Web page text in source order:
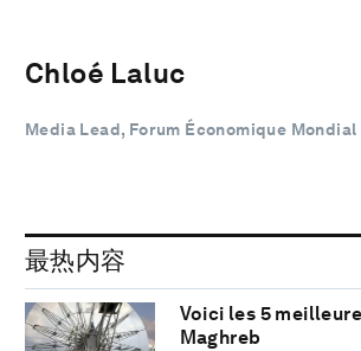
Chloé Laluc
Media Lead, Forum Économique Mondial
最热内容
Voici les 5
Maghreb